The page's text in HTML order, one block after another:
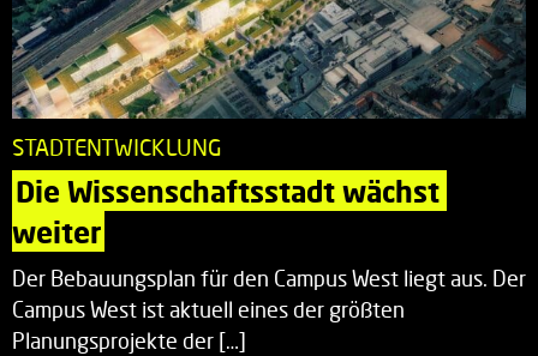
STADTENTWICKLUNG
Die Wissenschaftsstadt wächst
weiter
Der Bebauungsplan für den Campus West liegt aus. Der
Campus West ist aktuell eines der größten
Planungsprojekte der […]